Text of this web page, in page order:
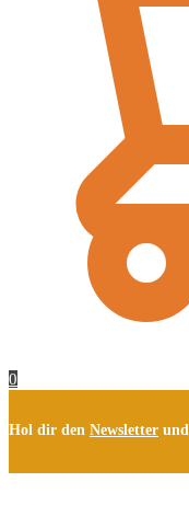
0
Hol dir den Newsletter